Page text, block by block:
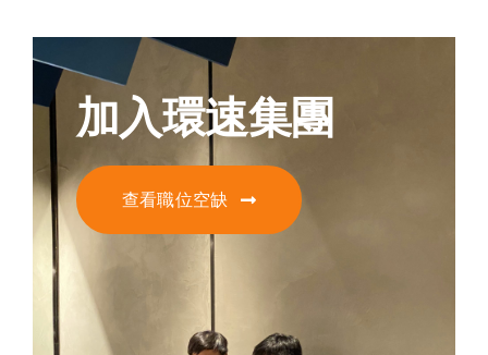
加入環速集團
查看職位空缺